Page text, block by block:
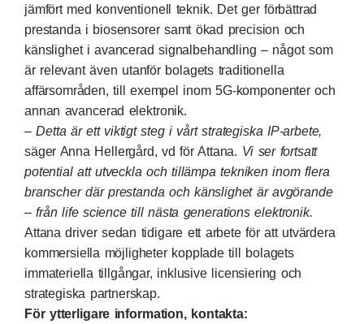
jämfört med konventionell teknik. Det ger förbättrad
prestanda i biosensorer samt ökad precision och
känslighet i avancerad signalbehandling – något som
är relevant även utanför bolagets traditionella
affärsområden, till exempel inom 5G-komponenter och
annan avancerad elektronik.
– Detta är ett viktigt steg i vårt strategiska IP-arbete,
säger Anna Hellergård, vd för Attana. Vi ser fortsatt
potential att utveckla och tillämpa tekniken inom flera
branscher där prestanda och känslighet är avgörande
– från life science till nästa generations elektronik.
Attana driver sedan tidigare ett arbete för att utvärdera
kommersiella möjligheter kopplade till bolagets
immateriella tillgångar, inklusive licensiering och
strategiska partnerskap.
För ytterligare information, kontakta: